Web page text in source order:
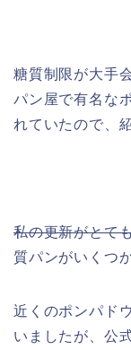
糖質制限が大手
パン屋で有名な
れていたので、
私の更新がとて
質パンがいくつ
近くのポンパド
いましたが、公